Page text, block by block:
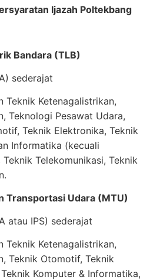
Ijazah Poltekbang
Bandara (TLB)
sederajat
Teknik Ketenagalistrikan,
Teknologi Pesawat Udara,
Teknik Elektronika, Teknik
Informatika (kecuali
Telekomunikasi, Teknik
Transportasi Udara (MTU)
atau IPS) sederajat
Teknik Ketenagalistrikan,
Teknik Otomotif, Teknik
Komputer & Informatika,